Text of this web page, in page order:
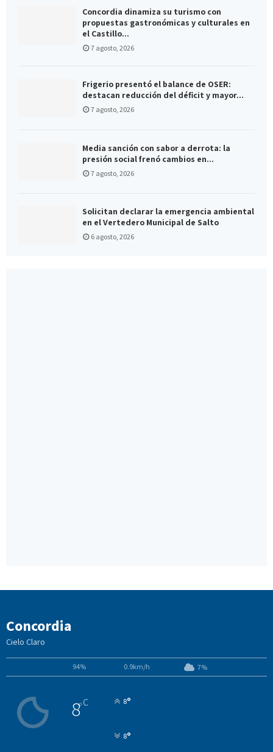
Concordia dinamiza su turismo con
propuestas gastronómicas y culturales en
el Castillo...
7 agosto, 2026
Frigerio presentó el balance de OSER:
destacan reducción del déficit y mayor...
7 agosto, 2026
Media sanción con sabor a derrota: la
presión social frenó cambios en...
7 agosto, 2026
Solicitan declarar la emergencia ambiental
en el Vertedero Municipal de Salto
6 agosto, 2026
Concordia
Cielo Claro
94% 0.9km/h 7%
8°C 8°
8°